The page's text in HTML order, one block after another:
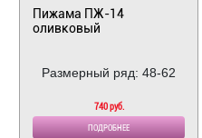
Пижама ПЖ-14
оливковый
Размерный ряд: 48-62
740 руб.
ПОДРОБНЕЕ